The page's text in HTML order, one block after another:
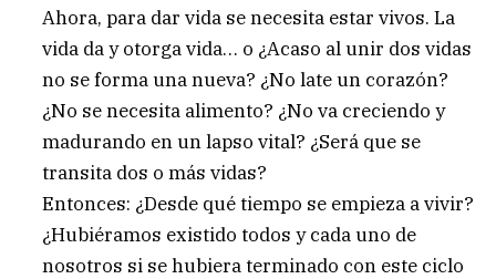
Ahora, para dar vida se necesita estar vivos. La
vida da y otorga vida… o ¿Acaso al unir dos vidas
no se forma una nueva? ¿No late un corazón?
¿No se necesita alimento? ¿No va creciendo y
madurando en un lapso vital? ¿Será que se
transita dos o más vidas?
Entonces: ¿Desde qué tiempo se empieza a vivir?
¿Hubiéramos existido todos y cada uno de
nosotros si se hubiera terminado con este ciclo